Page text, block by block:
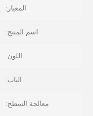
المعيار:
اسم المنتج:
اللون:
الباب:
معالجة السطح: